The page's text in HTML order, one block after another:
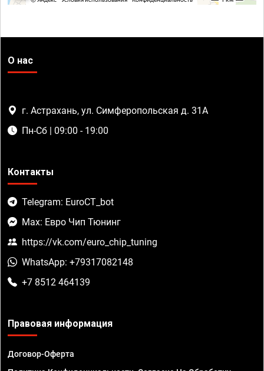
О нас
г. Астрахань, ул. Симферопольская д. 31А
Пн-Сб | 09:00 - 19:00
Контакты
Telegram: EuroCT_bot
Max: Евро Чип Тюнинг
https://vk.com/euro_chip_tuning
WhatsApp: +79317082148
+7 8512 464139
Правовая информация
Договор-Оферта